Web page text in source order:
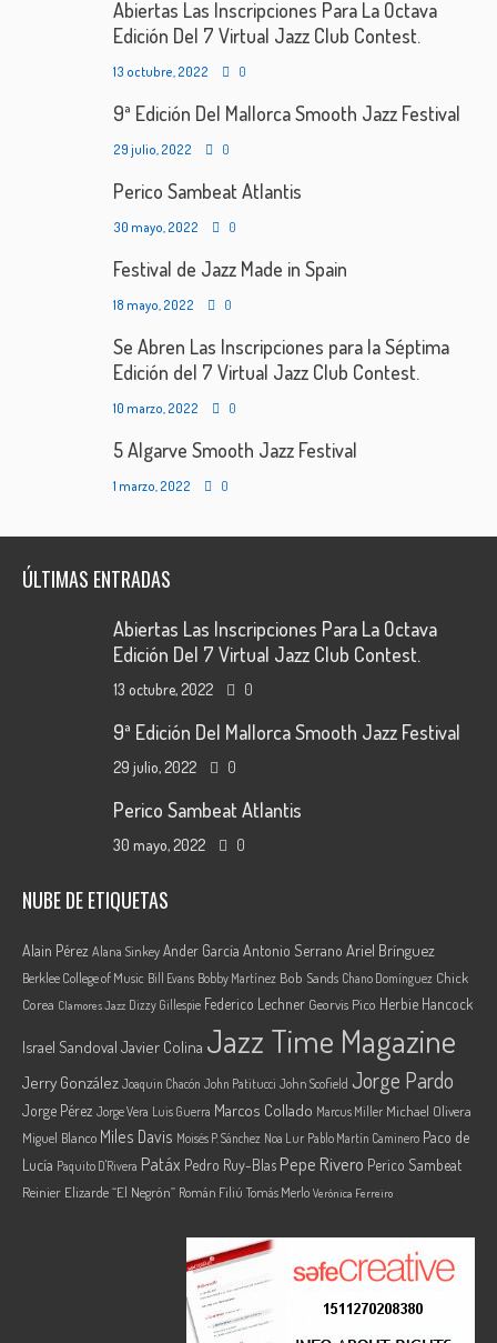
Abiertas Las Inscripciones Para La Octava
Edición Del 7 Virtual Jazz Club Contest.
13 octubre, 2022 0
9ª Edición Del Mallorca Smooth Jazz Festival
29 julio, 2022 0
Perico Sambeat Atlantis
30 mayo, 2022 0
Festival de Jazz Made in Spain
18 mayo, 2022 0
Se Abren Las Inscripciones para la Séptima
Edición del 7 Virtual Jazz Club Contest.
10 marzo, 2022 0
5 Algarve Smooth Jazz Festival
1 marzo, 2022 0
ÚLTIMAS ENTRADAS
Abiertas Las Inscripciones Para La Octava
Edición Del 7 Virtual Jazz Club Contest.
13 octubre, 2022 0
9ª Edición Del Mallorca Smooth Jazz Festival
29 julio, 2022 0
Perico Sambeat Atlantis
30 mayo, 2022 0
NUBE DE ETIQUETAS
Alain Pérez Alana SinkeyAnder García Antonio Serrano Ariel Brínguez
Berklee College of Music Bill Evans Bobby Martínez Bob Sands Chano Domínguez Chick
Corea Clamores Jazz Dizzy Gillespie Federico Lechner Georvis Pico Herbie Hancock
Israel Sandoval Javier Colina Jazz Time Magazine
Jerry González Joaquin Chacón John Patitucci John Scofield Jorge Pardo
Jorge Pérez Jorge Vera Luis Guerra Marcos Collado Marcus Miller Michael Olivera
Miguel Blanco Miles Davis Moisés P. Sánchez Noa Lur Pablo Martín Caminero Paco de
Lucía Paquito D'Rivera Patáx Pedro Ruy-Blas Pepe Rivero Perico Sambeat
Reinier Elizarde “El Negrón” Román Filiú Tomás Merlo Verónica Ferreiro